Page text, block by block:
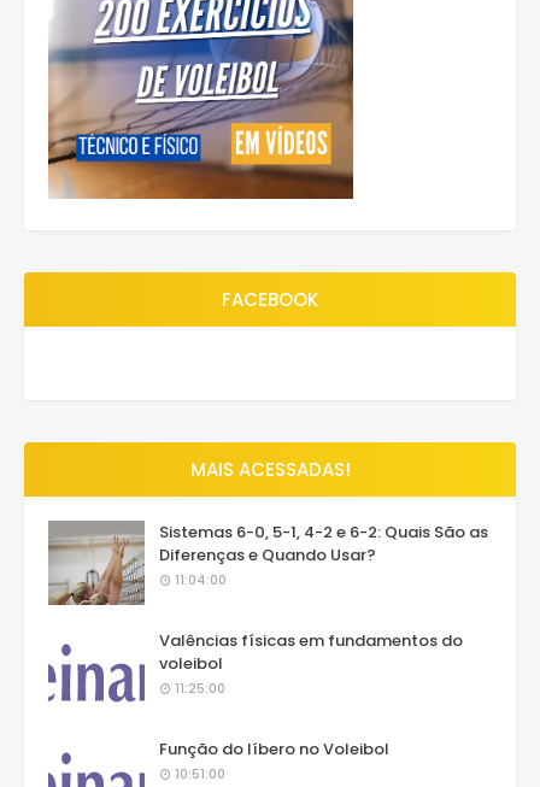
FACEBOOK
MAIS ACESSADAS!
Sistemas 6-0, 5-1, 4-2 e 6-2: Quais São as
Diferenças e Quando Usar?
11:04:00
Valências físicas em fundamentos do
voleibol
11:25:00
Função do líbero no Voleibol
10:51:00